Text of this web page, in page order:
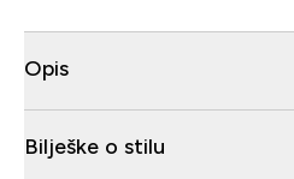
Opis
Bilješke o stilu